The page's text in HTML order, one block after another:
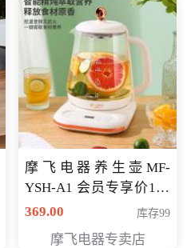
摩飞电器养生壶MF-
YSH-A1 会员专享价198
元
369.00 库存99
摩飞电器专卖店